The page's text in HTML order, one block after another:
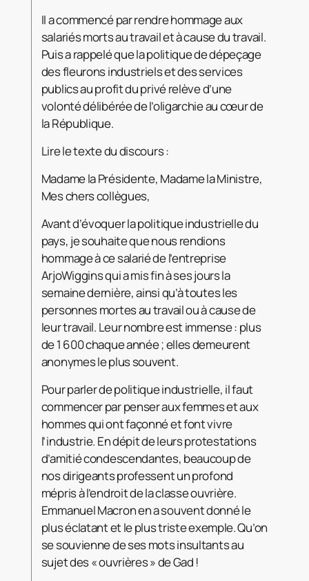
Il a commencé par rendre hommage aux
salariés morts au travail et à cause du travail.
Puis a rappelé que la politique de dépeçage
des fleurons industriels et des services
publics au profit du privé relève d’une
volonté délibérée de l’oligarchie au cœur de
la République.
Lire le texte du discours :
Madame la Présidente, Madame la Ministre,
Mes chers collègues,
Avant d’évoquer la politique industrielle du
pays, je souhaite que nous rendions
hommage à ce salarié de l’entreprise
ArjoWiggins qui a mis fin à ses jours la
semaine dernière, ainsi qu’à toutes les
personnes mortes au travail ou à cause de
leur travail. Leur nombre est immense : plus
de 1 600 chaque année ; elles demeurent
anonymes le plus souvent.
Pour parler de politique industrielle, il faut
commencer par penser aux femmes et aux
hommes qui ont façonné et font vivre
l’industrie. En dépit de leurs protestations
d’amitié condescendantes, beaucoup de
nos dirigeants professent un profond
mépris à l’endroit de la classe ouvrière.
Emmanuel Macron en a souvent donné le
plus éclatant et le plus triste exemple. Qu’on
se souvienne de ses mots insultants au
sujet des « ouvrières » de Gad !